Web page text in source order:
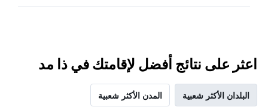
اعثر على نتائج أفضل لإقامتك في ذا مد
البلدان الأكثر شعبية المدن الأكثر شعبية